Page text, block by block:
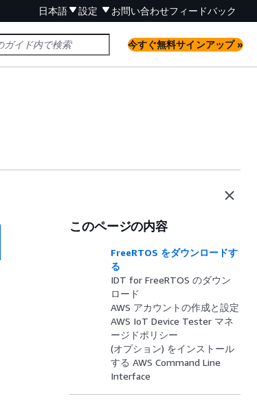
日本語 設定 お問い合わせフィードバック
今すぐ無料サインアップ »
このページの内容
FreeRTOS をダウンロードす
る
IDT for FreeRTOS のダウン
ロード
AWS アカウントの作成と設定
AWS IoT Device Tester マネ
ージドポリシー
(オプション) をインストール
する AWS Command Line
Interface